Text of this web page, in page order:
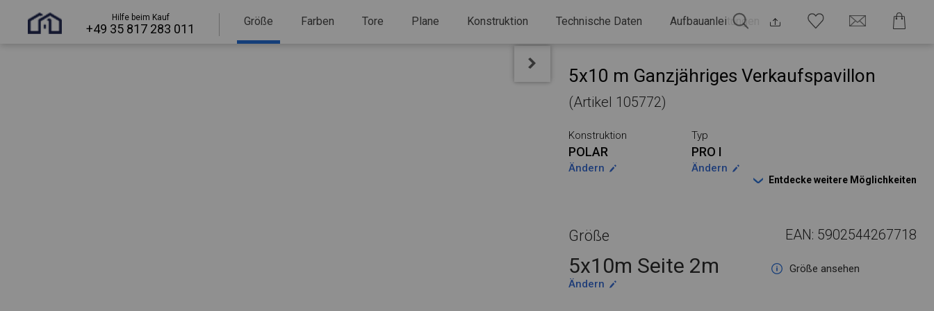
Hilfe beim Kauf
+49 35 817 283 011
Größe Farben Tore Plane Konstruktion Technische Daten Aufbauanleitungen
5x10 m Ganzjähriges Verkaufspavillon
(Artikel 105772)
Konstruktion
POLAR
Ändern
Typ
PRO I
Ändern
Entdecke weitere Möglichkeiten
Größe EAN: 5902544267718
5x10m Seite 2m
Größe ansehen
Ändern